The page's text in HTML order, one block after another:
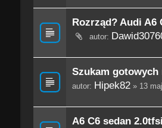
Rozrząd? Audi A6
autor:
Szukam
autor: Hipek82» 13
A6 C6 sedan